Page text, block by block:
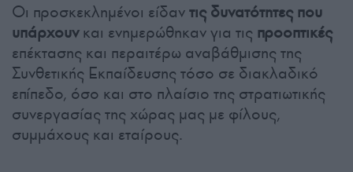
Οι προσκεκλημένοι είδαντις δυνατότητες που
υπάρχουνκαι ενημερώθηκαν για τις προοπτικές
επέκτασης και περαιτέρω αναβάθμισης της
Συνθετικής Εκπαίδευσης τόσο σε διακλαδικό
επίπεδο, όσο και στο πλαίσιο της στρατιωτικής
συνεργασίας της χώρας μας με φίλους,
συμμάχους και εταίρους.